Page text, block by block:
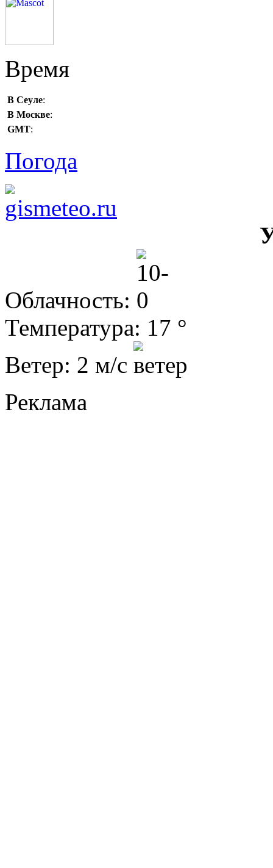
Время
В Сеуле:
В Москве:
GMT:
Погода
Облачность:
Температура: 17 °
Ветер: 2 м/с
Реклама